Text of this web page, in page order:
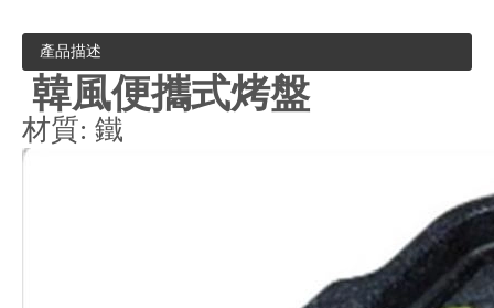
產品描述
韓風便攜式烤盤
材質: 鐵